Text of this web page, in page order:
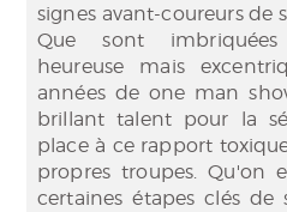
signes avant-coureurs de
Que sont imbriquées
heureuse mais
années de one man
brillant talent pour la
place à ce rapport
propres troupes. Qu'on
certaines étapes clés de